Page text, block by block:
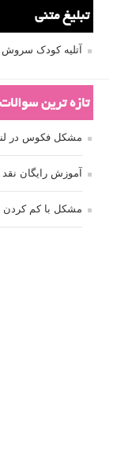
تبلیغ متنی
آتلیه کودک سروش
تازه ترین
مشکل فکوس در لنز ۳۵
آموزش رایگان
مشکل با کم کردن